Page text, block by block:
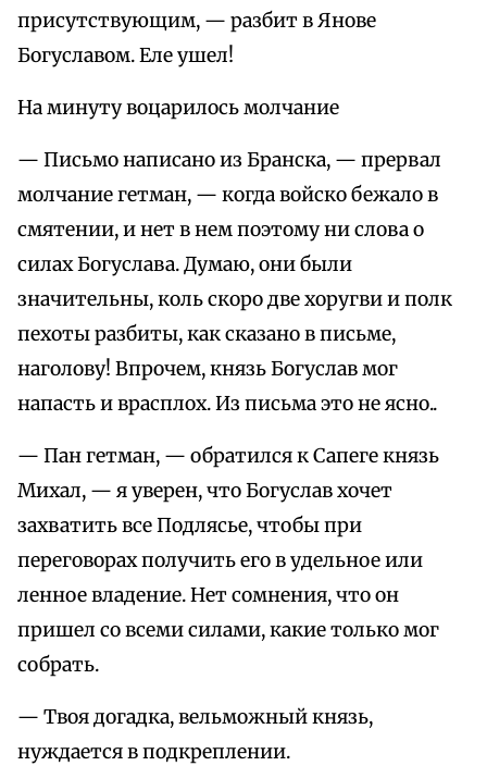
присутствующим, — разбит в Янове
Богуславом. Еле ушел!
На минуту воцарилось молчание
— Письмо написано из Бранска, — прервал
молчание гетман, — когда войско бежало в
смятении, и нет в нем поэтому ни слова о
силах Богуслава. Думаю, они были
значительны, коль скоро две хоругви и полк
пехоты разбиты, как сказано в письме,
наголову! Впрочем, князь Богуслав мог
напасть и врасплох. Из письма это не ясно..
— Пан гетман, — обратился к Сапеге князь
Михал, — я уверен, что Богуслав хочет
захватить все Подлясье, чтобы при
переговорах получить его в удельное или
ленное владение. Нет сомнения, что он
пришел со всеми силами, какие только мог
собрать.
— Твоя догадка, вельможный князь,
нуждается в подкреплении.